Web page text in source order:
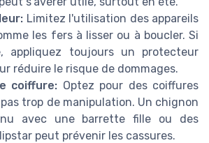
Limitez l'utilisation des appareils
les fers à lisser ou à boucler. Si
appliquez toujours un protecteur
réduire le risque de dommages.
coiffure: Optez pour des coiffures
trop de manipulation. Un chignon
avec une barrette fille ou des
peut prévenir les cassures.